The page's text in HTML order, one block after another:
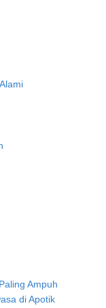
Ampuh
di Apotik